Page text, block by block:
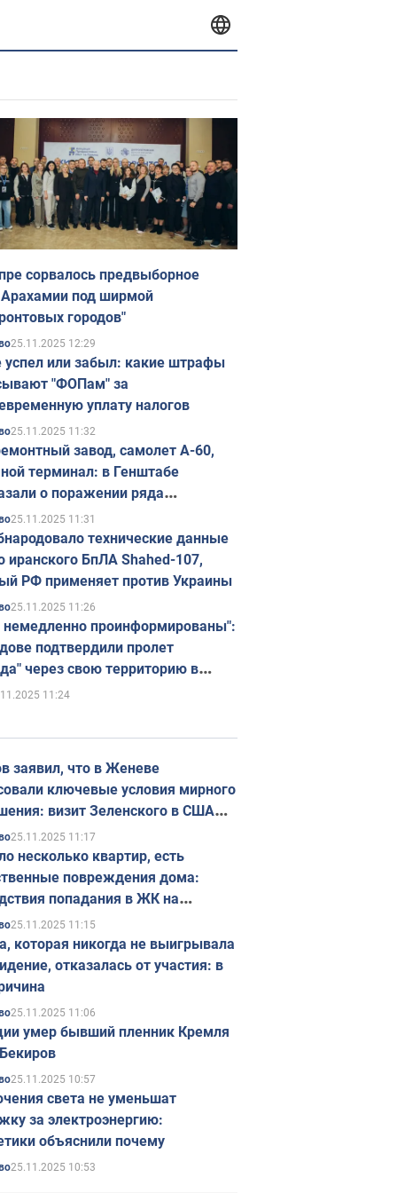
сорвалось предвыборное
Арахамии под ширмой
городов"
25.11.2025 12:29
успел или забыл: какие штрафы
"ФОПам" за
уплату налогов
25.11.2025 11:32
завод, самолет А-60,
терминал: в Генштабе
о поражении ряда
объектов России
25.11.2025 11:31
технические данные
иранского БпЛА Shahed-107,
РФ применяет против Украины
25.11.2025 11:26
проинформированы":
подтвердили пролет
через свою территорию в
11:24
заявил, что в Женеве
ключевые условия мирного
визит Зеленского в США
в ноябре
25.11.2025 11:17
несколько квартир, есть
повреждения дома:
попадания в ЖК на
в Киеве. Фото
25.11.2025 11:15
которая никогда не выигрывала
отказалась от участия: в
25.11.2025 11:06
умер бывший пленник Кремля
25.11.2025 10:57
света не уменьшат
за электроэнергию:
объяснили почему
25.11.2025 10:53